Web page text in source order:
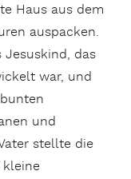
Haus aus dem
auspacken.
Jesuskind, das
war, und
und
stellte die
kleine